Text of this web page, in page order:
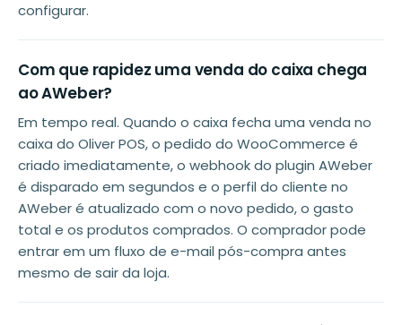
configurar.
Com que rapidez uma venda do caixa chega
ao AWeber?
Em tempo real. Quando o caixa fecha uma venda no
caixa do Oliver POS, o pedido do WooCommerce é
criado imediatamente, o webhook do plugin AWeber
é disparado em segundos e o perfil do cliente no
AWeber é atualizado com o novo pedido, o gasto
total e os produtos comprados. O comprador pode
entrar em um fluxo de e-mail pós-compra antes
mesmo de sair da loja.